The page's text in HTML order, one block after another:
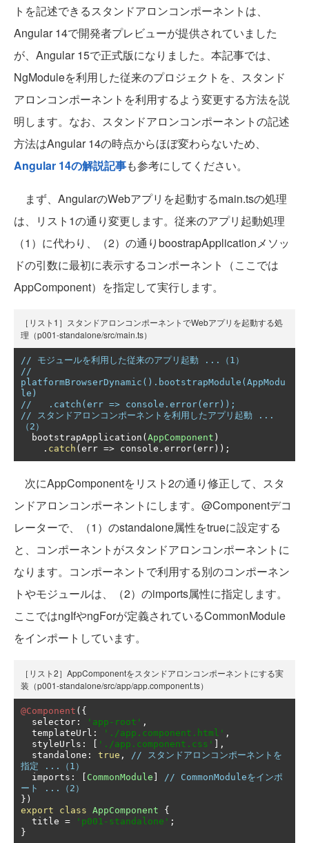
トを記述できるスタンドアロンコンポーネントは、
Angular 14で開発者プレビューが提供されていました
が、Angular 15で正式版になりました。本記事では、
NgModuleを利用した従来のプロジェクトを、スタンド
アロンコンポーネントを利用するよう変更する方法を説
明します。なお、スタンドアロンコンポーネントの記述
方法はAngular 14の時点からほぼ変わらないため、
Angular 14の解説記事も参考にしてください。
まず、AngularのWebアプリを起動するmain.tsの処理
は、リスト1の通り変更します。従来のアプリ起動処理
（1）に代わり、（2）の通りboostrapApplicationメソッ
ドの引数に最初に表示するコンポーネント（ここでは
AppComponent）を指定して実行します。
［リスト1］スタンドアロンコンポーネントでWebアプリを起動する処
理（p001-standalone/src/main.ts）
// モジュールを利用した従来のアプリ起動 ...（1）
//
platformBrowserDynamic().bootstrapModule(AppModu
le)
//   .catch(err => console.error(err));
// スタンドアロンコンポーネントを利用したアプリ起動 ...
（2）
  bootstrapApplication
( AppComponent )
. catch ( err => console . error( err ));
次にAppComponentをリスト2の通り修正して、スタ
ンドアロンコンポーネントにします。@Componentデコ
レーターで、（1）のstandalone属性をtrueに設定する
と、コンポーネントがスタンドアロンコンポーネントに
なります。コンポーネントで利用する別のコンポーネン
トやモジュールは、（2）のimports属性に指定します。
ここではngIfやngForが定義されているCommonModule
をインポートしています。
［リスト2］AppComponentをスタンドアロンコンポーネントにする実
装（p001-standalone/src/app/app.component.ts）
@Component ({
  selector
: 'app-root' ,
  templateUrl
: './app.component.html' ,
  styleUrls
: './app.component.css'
],
  standalone
: true ,
// スタンドアロンコンポーネントを
指定 ...（1）
  imports
: CommonModule
// CommonModuleをインポ
ート ...（2）
})
export
class AppComponent
{
  title
= 'p001-standalone' ;
}